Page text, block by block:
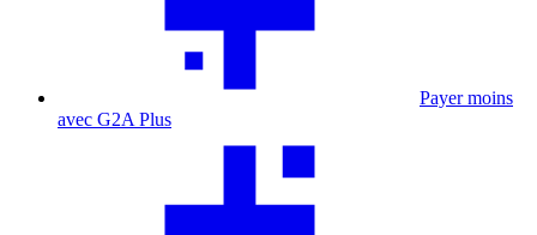
Payer moins
avec G2A Plus